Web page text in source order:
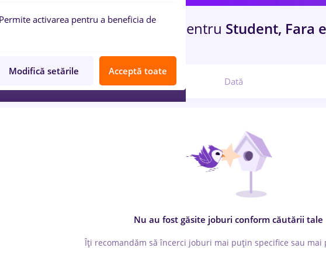
de muncaprime kapital pentru Student, Fara
Relevanță Dată
Nu au fost găsite joburi conform căutării tale
Îți recomandăm să încerci joburi mai puțin specifice sau mai
Permite activarea pentru a beneficia de
Modifică setările Acceptă toate